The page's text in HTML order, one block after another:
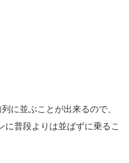
に並ぶことが出来るので、
に普段よりは並ばずに乗るこ